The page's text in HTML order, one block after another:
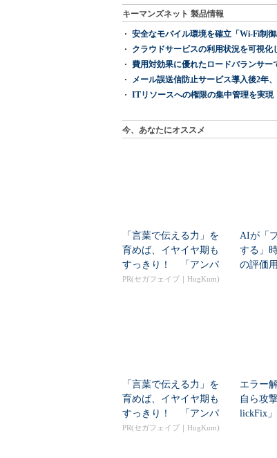
キーマンズネット 製品情報
安全なモバイル環境を確立「Wi-Fi制
クラウドサービスの利用状況を可視化
費用対効果に優れたロードバランサー
メール誤送信防止サービス導入後2年
ITリソースへの権限の集中管理を実現
今、あなたにオススメ
「言葉で伝える力」を
育めば、イヤイヤ期も
すっきり！ 「アンパ
ンマン ことばずかん...
PR(セガフェイブ｜HugKum)
AIが「
する」
の評価
「言葉で伝える力」を
育めば、イヤイヤ期も
すっきり！ 「アンパ
ンマン ことばずかん...
PR(セガフェイブ｜HugKum)
エラー
自ら攻
lickFix